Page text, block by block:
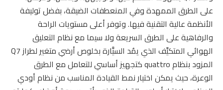
على الطرق الممهدة وفي المنعطفات الضيقة، بفضل توليفة
الأنظمة عالية التقنية فيها. وتوفر أعلى مستويات الراحة
والرفاهية على الطرق السريعة ولا سيما مع نظام التعليق
الهوائي المتكيِّف الذي يمُد السيَّارة بخلوص أرضي متغير لطراز Q7
المزود بنظام quattro كتجهيز أساسي للتعامل مع الطرق
الوعرة، حيث يمكن اختيار نمط القيادة المناسب من نظام أودي